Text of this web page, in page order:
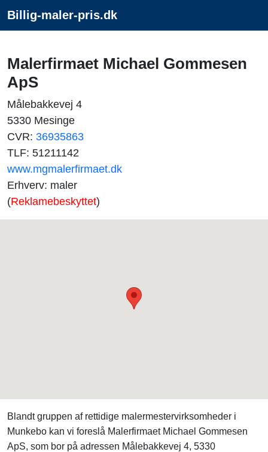
Billig-maler-pris.dk
Malerfirmaet Michael Gommesen
ApS
Målebakkevej 4
5330 Mesinge
CVR: 36935863
TLF: 51211142
www.mgmalerfirmaet.dk
Erhverv: maler
(Reklamebeskyttet)
Blandt gruppen af rettidige malermestervirksomheder i
Munkebo kan vi foreslå Malerfirmaet Michael Gommesen
ApS, som bor på adressen Målebakkevej 4, 5330